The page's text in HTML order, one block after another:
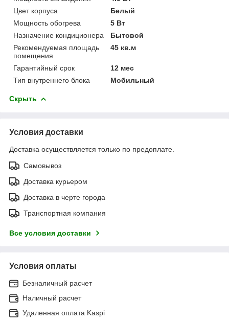
Цвет корпуса
Белый
Мощность обогрева
5 Вт
Назначение кондиционера
Бытовой
Рекомендуемая площадь
помещения
45 кв.м
Гарантийный срок
12 мес
Тип внутреннего блока
Мобильный
Скрыть
Условия доставки
Доставка осуществляется только по предоплате.
Самовывоз
Доставка курьером
Доставка в черте города
Транспортная компания
Все условия доставки
Условия оплаты
Безналичный расчет
Наличный расчет
Удаленная оплата Kaspi